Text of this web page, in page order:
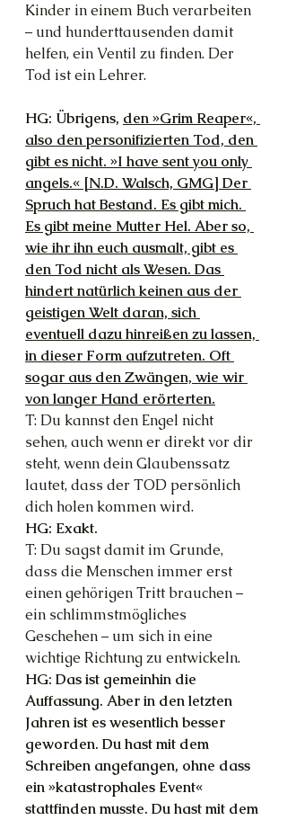
Kinder in einem Buch verarbeiten
– und hunderttausenden damit
helfen, ein Ventil zu finden. Der
Tod ist ein Lehrer.
HG: Übrigens, den »Grim Reaper«,
also den personifizierten Tod, den
gibt es nicht. »I have sent you only
angels.« [N.D. Walsch, GMG] Der
Spruch hat Bestand. Es gibt mich.
Es gibt meine Mutter Hel. Aber so,
wie ihr ihn euch ausmalt, gibt es
den Tod nicht als Wesen. Das
hindert natürlich keinen aus der
geistigen Welt daran, sich
eventuell dazu hinreißen zu lassen,
in dieser Form aufzutreten. Oft
sogar aus den Zwängen, wie wir
von langer Hand erörterten.
T: Du kannst den Engel nicht
sehen, auch wenn er direkt vor dir
steht, wenn dein Glaubenssatz
lautet, dass der TOD persönlich
dich holen kommen wird.
HG: Exakt.
T: Du sagst damit im Grunde,
dass die Menschen immer erst
einen gehörigen Tritt brauchen –
ein schlimmstmögliches
Geschehen – um sich in eine
wichtige Richtung zu entwickeln.
HG: Das ist gemeinhin die
Auffassung. Aber in den letzten
Jahren ist es wesentlich besser
geworden. Du hast mit dem
Schreiben angefangen, ohne dass
ein »katastrophales Event«
stattfinden musste. Du hast mit dem